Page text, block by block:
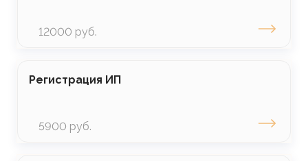
12000 руб.
Регистрация ИП
5900 руб.